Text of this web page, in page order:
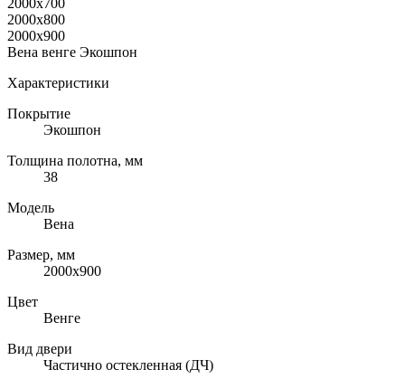
2000x800
2000x900
Вена венге Экошпон
Характеристики
Покрытие
Экошпон
Толщина полотна, мм
38
Модель
Вена
Размер, мм
2000х900
Цвет
Венге
Вид двери
Частично остекленная (ДЧ)